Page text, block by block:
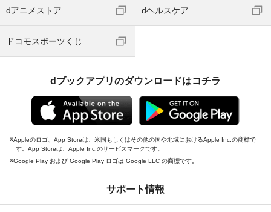
dアニメストア dヘルスケア
ドコモスポーツくじ
dブックアプリのダウンロードはコチラ
Appleのロゴ、App Storeは、米国もしくはその他の国や地域におけるApple Inc.の商標で
す。App Storeは、Apple Inc.のサービスマークです。
Google Play および Google Play ロゴは Google LLC の商標です。
サポート情報